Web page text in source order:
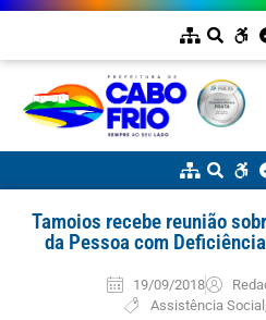
Tamoios recebe reunião
da Pessoa com
19/09/2018
Assistência Social